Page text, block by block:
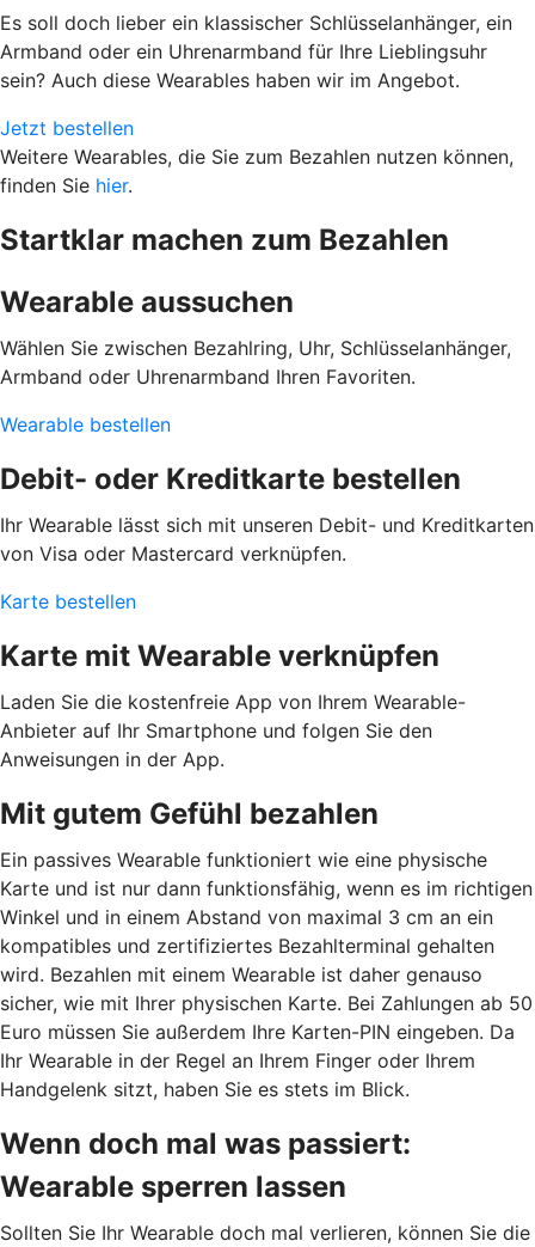
Es soll doch lieber ein klassischer Schlüsselanhänger, ein
Armband oder ein Uhrenarmband für Ihre Lieblingsuhr
sein? Auch diese Wearables haben wir im Angebot.
Jetzt bestellen
Weitere Wearables, die Sie zum Bezahlen nutzen können,
finden Sie hier.
Startklar machen zum Bezahlen
Wearable aussuchen
Wählen Sie zwischen Bezahlring, Uhr, Schlüsselanhänger,
Armband oder Uhrenarmband Ihren Favoriten.
Wearable bestellen
Debit- oder Kreditkarte bestellen
Ihr Wearable lässt sich mit unseren Debit- und Kreditkarten
von Visa oder Mastercard verknüpfen.
Karte bestellen
Karte mit Wearable verknüpfen
Laden Sie die kostenfreie App von Ihrem Wearable-
Anbieter auf Ihr Smartphone und folgen Sie den
Anweisungen in der App.
Mit gutem Gefühl bezahlen
Ein passives Wearable funktioniert wie eine physische
Karte und ist nur dann funktionsfähig, wenn es im richtigen
Winkel und in einem Abstand von maximal 3 cm an ein
kompatibles und zertifiziertes Bezahlterminal gehalten
wird. Bezahlen mit einem Wearable ist daher genauso
sicher, wie mit Ihrer physischen Karte. Bei Zahlungen ab 50
Euro müssen Sie außerdem Ihre Karten-PIN eingeben. Da
Ihr Wearable in der Regel an Ihrem Finger oder Ihrem
Handgelenk sitzt, haben Sie es stets im Blick.
Wenn doch mal was passiert:
Wearable sperren lassen
Sollten Sie Ihr Wearable doch mal verlieren, können Sie die